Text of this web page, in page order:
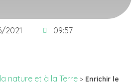
2021 09:57
nature et à la Terre > Enrichir le